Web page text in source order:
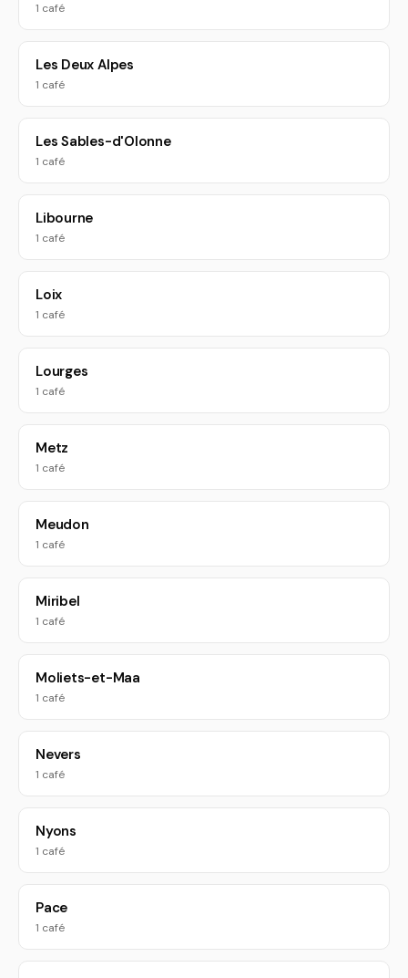
1 café
Les Deux Alpes
1 café
Les Sables-d'Olonne
1 café
Libourne
1 café
Loix
1 café
Lourges
1 café
Metz
1 café
Meudon
1 café
Miribel
1 café
Moliets-et-Maa
1 café
Nevers
1 café
Nyons
1 café
Pace
1 café